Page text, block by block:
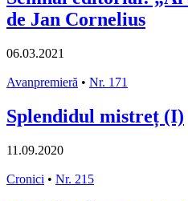
de Jan Cornelius
06.03.2021
Avanpremieră • Nr. 171
Splendidul mistreț (I)
11.09.2020
Cronici • Nr. 215